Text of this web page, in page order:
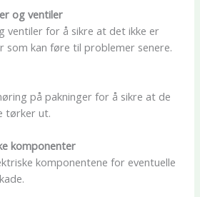
og ventiler
ventiler for å sikre at det ikke er
som kan føre til problemer senere.
på pakninger for å sikre at de
tørker ut.
komponenter
komponentene for eventuelle